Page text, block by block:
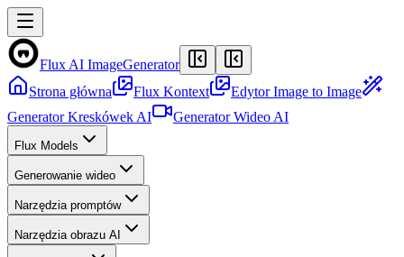
Flux AI ImageGenerator
Strona główna
Flux Kontext
Edytor Image to Image
Generator Kreskówek AI
Generator Wideo AI
Flux Models
Generowanie wideo
Narzędzia promptów
Narzędzia obrazu AI